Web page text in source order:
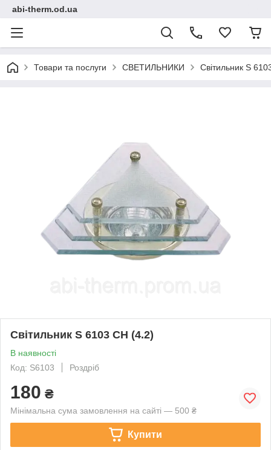
abi-therm.od.ua
Товари та послуги СВЕТИЛЬНИКИ Світильник S
Світильник S 6103 CH (4.2)
В наявності
Код: S6103
Роздріб
180 ₴
Мінімальна сума замовлення на сайті — 500 ₴
Купити